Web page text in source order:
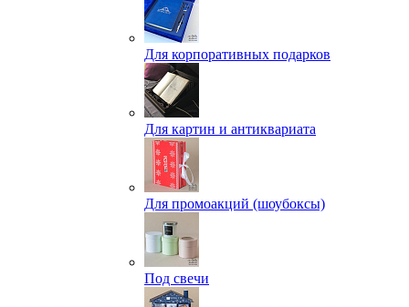
Для корпоративных подарков
Для картин и антиквариата
Для промоакций (шоубоксы)
Под свечи